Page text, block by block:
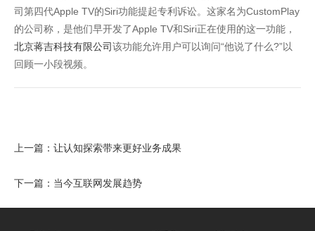
司第四代Apple TV的Siri功能提起专利诉讼。这家名为CustomPlay
的公司称，是他们早开发了Apple TV和Siri正在使用的这一功能，
北京蒋吉科技有限公司该功能允许用户可以询问“他说了什么?”以
回顾一小段视频。
上一篇： 让认知探索带来更好业务成果
下一篇： 当今互联网发展趋势